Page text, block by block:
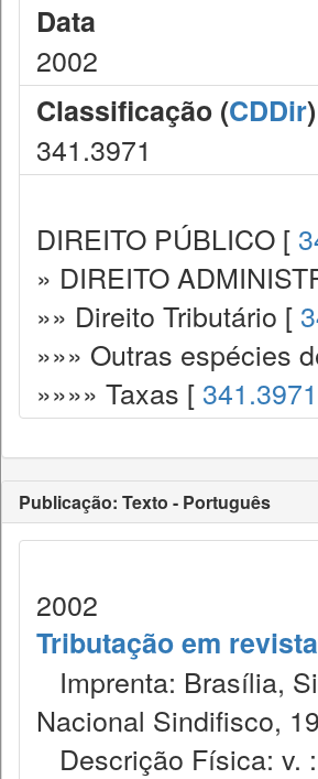
Data
2002
Classificação (CDDir)
341.3971
DIREITO PÚBLICO [
» DIREITO
»» Direito Tributário [
»»» Outras espécies
»»»» Taxas [ 341.3971
Publicação: Texto - Português
2002
Tributação em revista
Imprenta: Brasília,
Nacional Sindifisco,
Descrição Física: v.